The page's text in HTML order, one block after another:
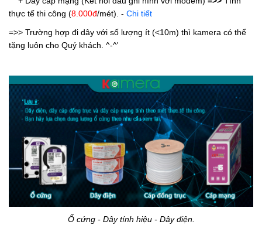
thực tế thi công (8.000đ/mét). - Chi tiết
=>> Trường hợp đi dây với số lượng ít (<10m) thì kamera có thể
tặng luôn cho Quý khách. ^-^'
Ổ cứng - Dây tính hiệu - Dây điện.